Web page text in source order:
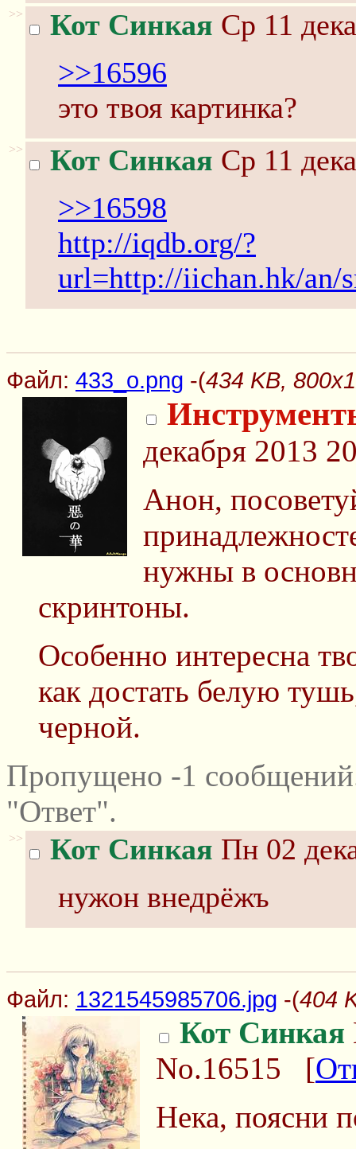
>> Кот Синкая Ср 11
>>16596
это твоя картинка?
>> Кот Синкая Ср 11
>>16598
http://iqdb.org/?
url=http://iichan.hk/an/
Файл: 433_o.png -(434 KB,
декабря 2013
Анон,
нужны в
скринтоны.
Особенно интересна
как достать белую
черной.
Пропущено -1
"Ответ".
>> Кот Синкая Пн 02
нужон внедрёжъ
Файл: 1321545985706.jpg -(404
Кот Синкая
No.16515 [
Нека, поясни